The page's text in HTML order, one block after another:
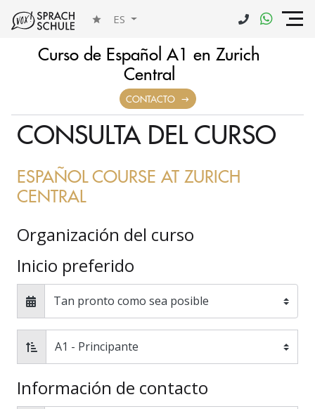
ES
Curso de Español A1 en Zurich
Central
CONTACTO
FORMULARIO DE
CONSULTA DEL CURSO
ESPAÑOL COURSE AT ZURICH
CENTRAL
Organización del curso
Inicio preferido
Información de contacto